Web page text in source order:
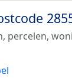
percelen,